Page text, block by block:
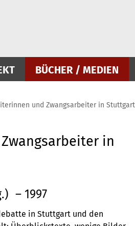
BÜCHER / MEDIEN
und Zwangsarbeiter in Stuttgart
in
– 1997
in Stuttgart und den